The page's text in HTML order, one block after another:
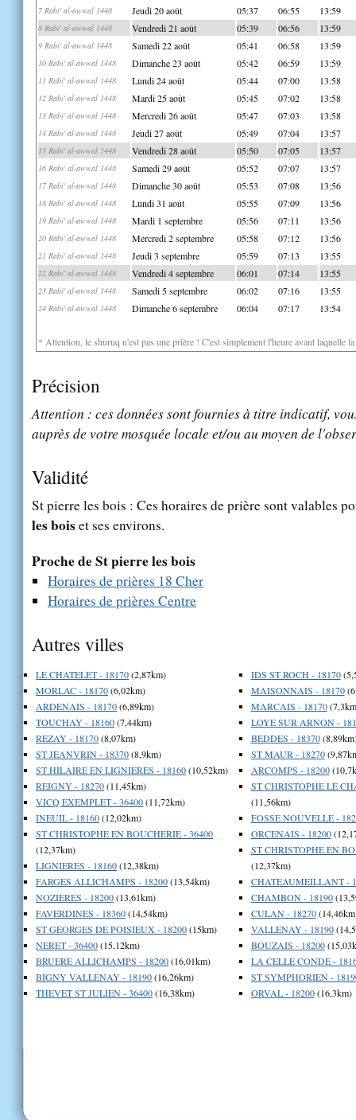
7 Rabi' al-awwal 1448 Jeudi 20 août 05:37 06:55 13:59
8 Rabi' al-awwal 1448 Vendredi 21 août 05:39 06:56 13:59
9 Rabi' al-awwal 1448 Samedi 22 août 05:41 06:58 13:59
10 Rabi' al-awwal 1448 Dimanche 23 août 05:42 06:59 13:59
11 Rabi' al-awwal 1448 Lundi 24 août 05:44 07:00 13:58
12 Rabi' al-awwal 1448 Mardi 25 août 05:45 07:02 13:58
13 Rabi' al-awwal 1448 Mercredi 26 août 05:47 07:03 13:58
14 Rabi' al-awwal 1448 Jeudi 27 août 05:49 07:04 13:57
15 Rabi' al-awwal 1448 Vendredi 28 août 05:50 07:05 13:57
16 Rabi' al-awwal 1448 Samedi 29 août 05:52 07:07 13:57
17 Rabi' al-awwal 1448 Dimanche 30 août 05:53 07:08 13:56
18 Rabi' al-awwal 1448 Lundi 31 août 05:55 07:09 13:56
19 Rabi' al-awwal 1448 Mardi 1 septembre 05:56 07:11 13:56
20 Rabi' al-awwal 1448 Mercredi 2 septembre 05:58 07:12 13:56
21 Rabi' al-awwal 1448 Jeudi 3 septembre 05:59 07:13 13:55
22 Rabi' al-awwal 1448 Vendredi 4 septembre 06:01 07:14 13:55
23 Rabi' al-awwal 1448 Samedi 5 septembre 06:02 07:16 13:55
24 Rabi' al-awwal 1448 Dimanche 6 septembre 06:04 07:17 13:54
* Attention, le shuruq n'est pas une prière ! C'est simplement l'heure avant laquelle
Précision
Attention : ces données sont fournies à titre indicatif,
auprès de votre mosquée locale et/ou au moyen de
Validité
St pierre les bois : Ces horaires de prière sont valables
les boiset ses environs.
Proche de St pierre les bois
Horaires de prières 18 Cher
Horaires de prières Centre
Autres villes
LE CHATELET - 18170(2,87km)
MORLAC - 18170(6,02km)
ARDENAIS - 18170(6,89km)
TOUCHAY - 18160(7,44km)
REZAY - 18170(8,07km)
ST JEANVRIN - 18370(8,9km)
ST HILAIRE EN LIGNIERES - 18160(10,52km)
REIGNY - 18270(11,45km)
VICQ EXEMPLET - 36400(11,72km)
INEUIL - 18160(12,02km)
ST CHRISTOPHE EN BOUCHERIE - 36400
(12,37km)
LIGNIERES - 18160(12,38km)
FARGES ALLICHAMPS - 18200(13,54km)
NOZIERES - 18200(13,61km)
FAVERDINES - 18360(14,54km)
ST GEORGES DE POISIEUX - 18200(15km)
NERET - 36400(15,12km)
BRUERE ALLICHAMPS - 18200(16,01km)
BIGNY VALLENAY - 18190(16,26km)
THEVET ST JULIEN - 36400(16,38km)
IDS ST ROCH - 18170
MAISONNAIS - 18170
MARCAIS - 18170
LOYE SUR ARNON -
BEDDES - 18370
ST MAUR - 18270
ARCOMPS - 18200
ST CHRISTOPHE LE
(11,56km)
FOSSE NOUVELLE -
ORCENAIS - 18200
ST CHRISTOPHE EN
(12,37km)
CHATEAUMEILLANT -
CHAMBON - 18190
CULAN - 18270
VALLENAY - 18190
BOUZAIS - 18200
LA CELLE CONDE -
ST SYMPHORIEN -
ORVAL - 18200(16,3km)